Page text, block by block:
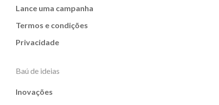
Lance uma campanha
Termos e condições
Privacidade
Baú de ideias
Inovações